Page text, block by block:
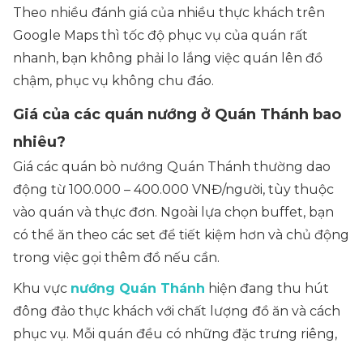
Theo nhiều đánh giá của nhiều thực khách trên
Google Maps thì tốc độ phục vụ của quán rất
nhanh, bạn không phải lo lắng việc quán lên đồ
chậm, phục vụ không chu đáo.
Giá của các quán nướng ở Quán Thánh bao
nhiêu?
Giá các quán bò nướng Quán Thánh thường dao
động từ 100.000 – 400.000 VNĐ/người, tùy thuộc
vào quán và thực đơn. Ngoài lựa chọn buffet, bạn
có thể ăn theo các set để tiết kiệm hơn và chủ động
trong việc gọi thêm đồ nếu cần.
Khu vực nướng Quán Thánh hiện đang thu hút
đông đảo thực khách với chất lượng đồ ăn và cách
phục vụ. Mỗi quán đều có những đặc trưng riêng,